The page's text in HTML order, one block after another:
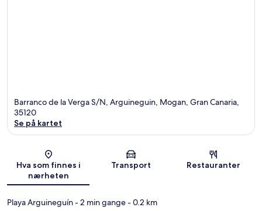
Barranco de la Verga S/N, Arguineguin, Mogan, Gran Canaria,
35120
Se på kartet
Hva som finnes i
nærheten
Transport Restauranter
Playa Arguineguín- 2 min gange- 0.2 km